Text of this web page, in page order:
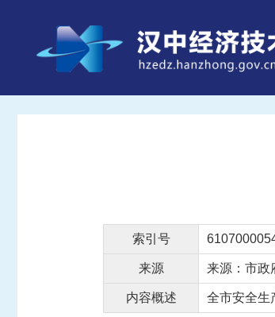
索引号
来源 来源：市政
内容概述 全市安全生